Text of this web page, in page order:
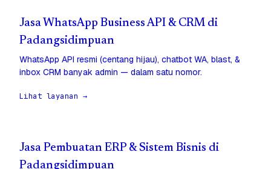
Jasa WhatsApp Business API & CRM di
Padangsidimpuan
WhatsApp API resmi (centang hijau), chatbot WA, blast, &
inbox CRM banyak admin — dalam satu nomor.
Lihat layanan →
Jasa Pembuatan ERP & Sistem Bisnis di
Padangsidimpuan